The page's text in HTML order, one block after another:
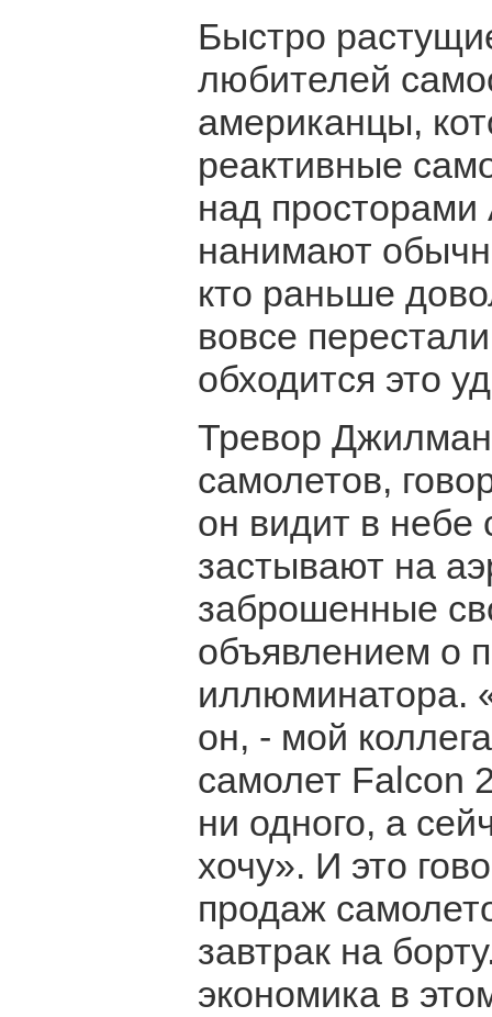
Быстро
любителей
американцы,
реактивные
над
нанимают
кто раньше
вовсе
обходится это
Тревор
самолетов,
он видит в
застывают на
заброшенные
объявлением о
иллюминатора.
он, - мой
самолет Falcon
ни одного, а
хочу». И это
продаж
завтрак на
экономика в